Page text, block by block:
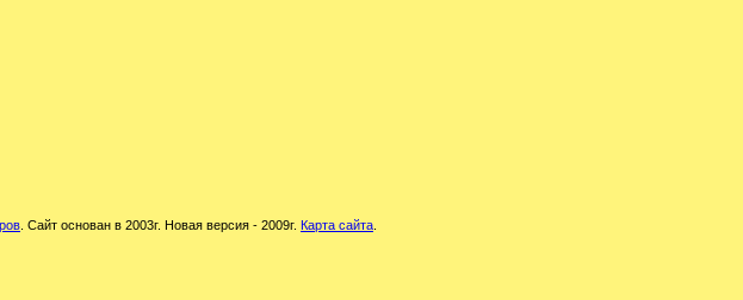
. Сайт основан в 2003г. Новая версия - 2009г. Карта сайта